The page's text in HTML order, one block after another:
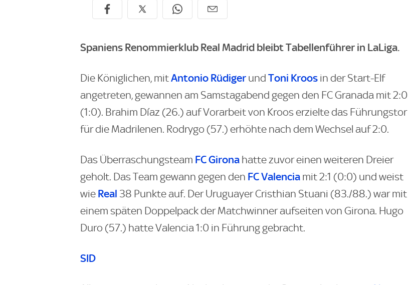
Spaniens Renommierklub Real Madrid bleibt Tabellenführer in LaLiga.
Die Königlichen, mitAntonio Rüdiger und Toni Kroos in der Start-Elf
angetreten, gewannen am Samstagabend gegen den FC Granada mit 2:0
(1:0). Brahim Díaz (26.) auf Vorarbeit von Kroos erzielte das Führungstor
für die Madrilenen. Rodrygo (57.) erhöhte nach dem Wechsel auf 2:0.
Das Überraschungsteam FC Girona hatte zuvor einen weiteren Dreier
geholt. Das Team gewann gegen den FC Valencia mit 2:1 (0:0) und weist
wie Real 38 Punkte auf. Der Uruguayer Cristhian Stuani (83./88.) war mit
einem späten Doppelpack der Matchwinner aufseiten von Girona. Hugo
Duro (57.) hatte Valencia 1:0 in Führung gebracht.
SID